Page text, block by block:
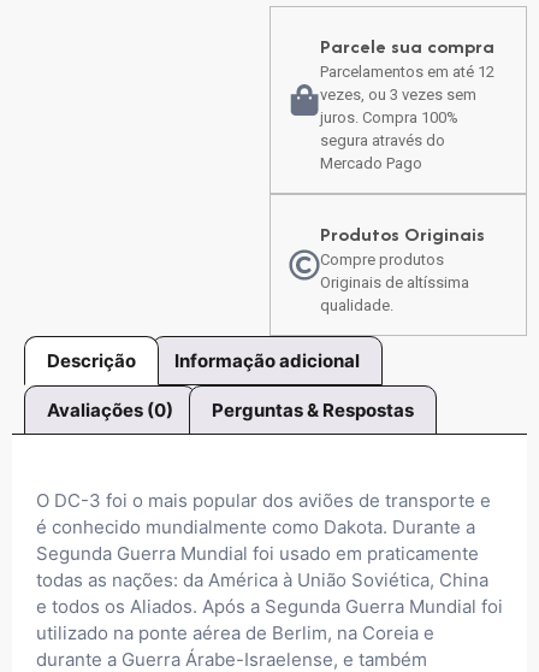
Parcele sua compra
Parcelamentos em até 12
vezes, ou 3 vezes sem
juros. Compra 100%
segura através do
Mercado Pago
Produtos Originais
Compre produtos
Originais de altíssima
qualidade.
Descrição Informação adicional
Avaliações (0) Perguntas & Respostas
O DC-3 foi o mais popular dos aviões de transporte e
é conhecido mundialmente como Dakota. Durante a
Segunda Guerra Mundial foi usado em praticamente
todas as nações: da América à União Soviética, China
e todos os Aliados. Após a Segunda Guerra Mundial foi
utilizado na ponte aérea de Berlim, na Coreia e
durante a Guerra Árabe-Israelense, e também